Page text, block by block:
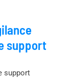
support
support